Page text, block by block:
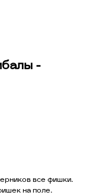
-
все фишки.
на поле.